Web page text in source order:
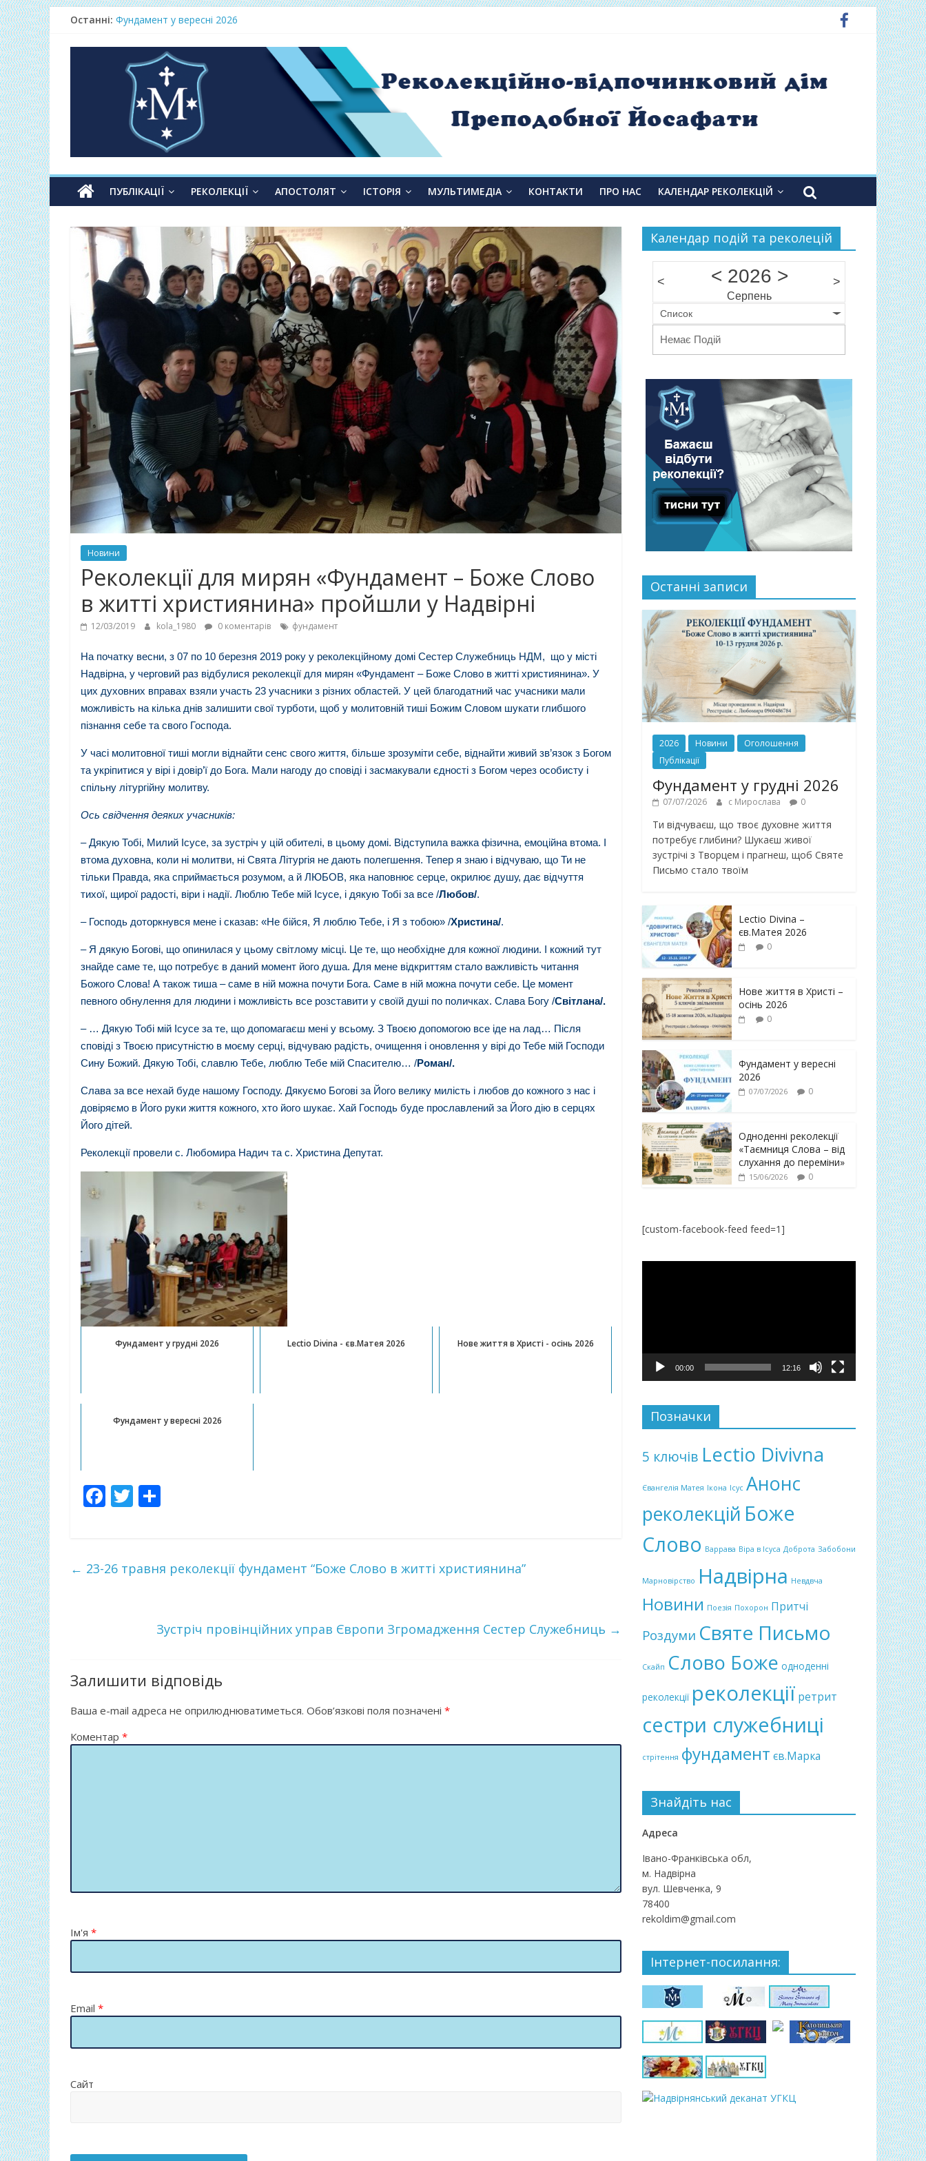
Останні: Фундамент у вересні 2026
Фундамент у грудні 2026
Lectio Divina – єв.Матея 2026
Нове життя в Христі – осінь 2026
ПУБЛІКАЦІЇ РЕКОЛЕКЦІЇ АПОСТОЛЯТ ІСТОРІЯ МУЛЬТИМЕДІА КОНТАКТИ ПРО НАС КАЛЕНДАР РЕКОЛЕКЦІЙ
Новини
Реколекції для мирян «Фундамент – Боже Слово
в житті християнина» пройшли у Надвірні
12/03/2019 kola_1980 0 коментарів фундамент
На початку весни, з 07 по 10 березня 2019 року у реколекційному домі Сестер Служебниць НДМ, що у місті
Надвірна, у черговий раз відбулися реколекції для мирян «Фундамент – Боже Слово в житті християнина». У
цих духовних вправах взяли участь 23 учасники з різних областей. У цей благодатний час учасники мали
можливість на кілька днів залишити свої турботи, щоб у молитовній тиші Божим Словом шукати глибшого
пізнання себе та свого Господа.
У часі молитовної тиші могли віднайти сенс свого життя, більше зрозуміти себе, віднайти живий зв’язок з Богом
та укріпитися у вірі і довір’ї до Бога. Мали нагоду до сповіді і засмакували єдності з Богом через особисту і
спільну літургійну молитву.
Ось свідчення деяких учасників:
– Дякую Тобі, Милий Ісусе, за зустріч у цій обителі, в цьому домі. Відступила важка фізична, емоційна втома. І
втома духовна, коли ні молитви, ні Свята Літургія не дають полегшення. Тепер я знаю і відчуваю, що Ти не
тільки Правда, яка сприймається розумом, а й ЛЮБОВ, яка наповнює серце, окрилює душу, дає відчуття
тихої, щирої радості, віри і надії. Люблю Тебе мій Ісусе, і дякую Тобі за все /Любов/.
– Господь доторкнувся мене і сказав: «Не бійся, Я люблю Тебе, і Я з тобою» /Христина/.
– Я дякую Богові, що опинилася у цьому світлому місці. Це те, що необхідне для кожної людини. І кожний тут
знайде саме те, що потребує в даний момент його душа. Для мене відкриттям стало важливість читання
Божого Слова! А також тиша – саме в ній можна почути Бога. Саме в ній можна почути себе. Це момент
певного обнулення для людини і можливість все розставити у своїй душі по поличках. Слава Богу /Світлана/.
– … Дякую Тобі мій Ісусе за те, що допомагаєш мені у всьому. З Твоєю допомогою все іде на лад… Після
сповіді з Твоєю присутністю в моєму серці, відчуваю радість, очищення і оновлення у вірі до Тебе мій Господи
Сину Божий. Дякую Тобі, славлю Тебе, люблю Тебе мій Спасителю… /Роман/.
Слава за все нехай буде нашому Господу. Дякуємо Богові за Його велику милість і любов до кожного з нас і
довіряємо в Його руки життя кожного, хто його шукає. Хай Господь буде прославлений за Його дію в серцях
Його дітей.
Реколекції провели с. Любомира Надич та с. Христина Депутат.
Фундамент у грудні 2026 Lectio Divina - єв.Матея 2026 Нове життя в Христі - осінь 2026
Фундамент у вересні 2026
F
b
T
er л
и
и
← 23-26 травня реколекції фундамент “Боже Слово в житті християнина”
Зустріч провінційних управ Європи Згромадження Сестер Служебниць →
Залишити відповідь
Ваша e-mail адреса не оприлюднюватиметься. Обов’язкові поля позначені *
Коментар *
Ім'я *
Email *
Сайт
Календар подій та реколецій
< < 2026 >
Серпень
>
Список
Немає Подій
Останні записи
2026 Новини
Оголошення
Публікації
Фундамент у грудні 2026
07/07/2026 с Мирослава 0
Ти відчуваєш, що твоє духовне життя
потребує глибини? Шукаєш живої
зустрічі з Творцем і прагнеш, щоб Святе
Письмо стало твоїм
Lectio Divina –
єв.Матея 2026
0
Нове життя в Христі –
осінь 2026
0
Фундамент у вересні
2026
07/07/2026 0
Одноденні реколекції
«Таємниця Слова – від
слухання до переміни»
15/06/2026 0
[custom-facebook-feed feed=1]
00:00 12:16
Позначки
5 ключів Lectio Divivna
Євангелія Матея Ікона Ісус Анонс
реколекцій Боже
Слово Варрава Віра в Ісуса Доброта Забобони
Марновірство Надвірна Невдвча
Новини Поезія Похорон Притчі
Роздуми Святе Письмо
Скайп Слово Боже одноденні
реколекції реколекції ретрит
сестри служебниці
стрітення фундамент єв.Марка
Знайдіть нас
Адреса
Івано-Франківська обл,
м. Надвірна
вул. Шевченка, 9
78400
rekoldim@gmail.com
Інтернет-посилання: